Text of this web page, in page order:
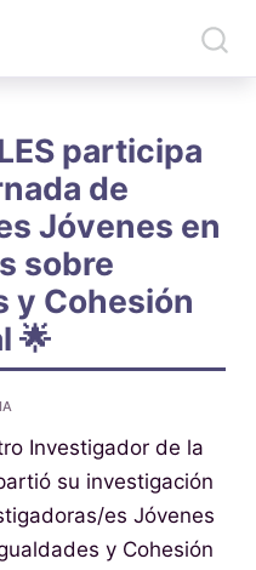
participa
de
Jóvenes en
sobre
y Cohesión
🌟
Investigador de la
su investigación
es Jóvenes
y Cohesión